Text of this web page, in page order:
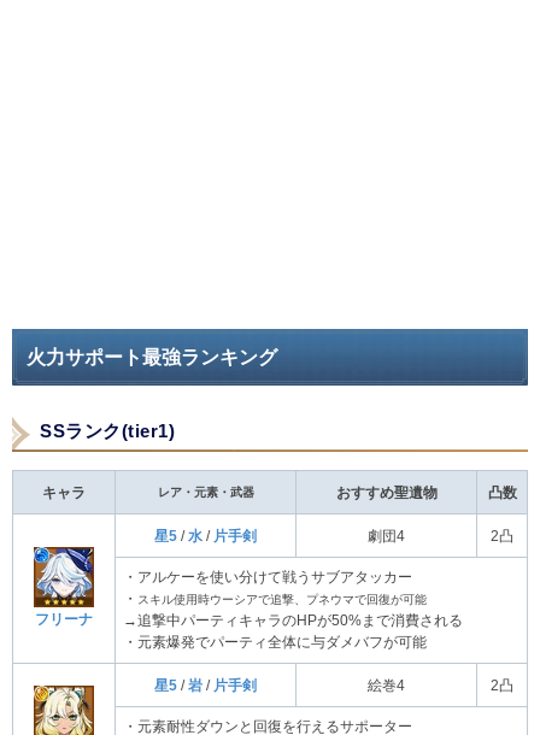
火力サポート最強ランキング
SSランク(tier1)
キャラ レア・元素・武器 おすすめ聖遺物 凸数
フリーナ
星5 /水 / 片手剣 劇団4 2凸
・アルケーを使い分けて戦うサブアタッカー
・ スキル使用時ウーシアで追撃、プネウマで回復が可能
→追撃中パーティキャラのHPが50%まで消費される
・元素爆発でパーティ全体に与ダメバフが可能
星5 /岩 / 片手剣 絵巻4 2凸
・元素耐性ダウンと回復を行えるサポーター